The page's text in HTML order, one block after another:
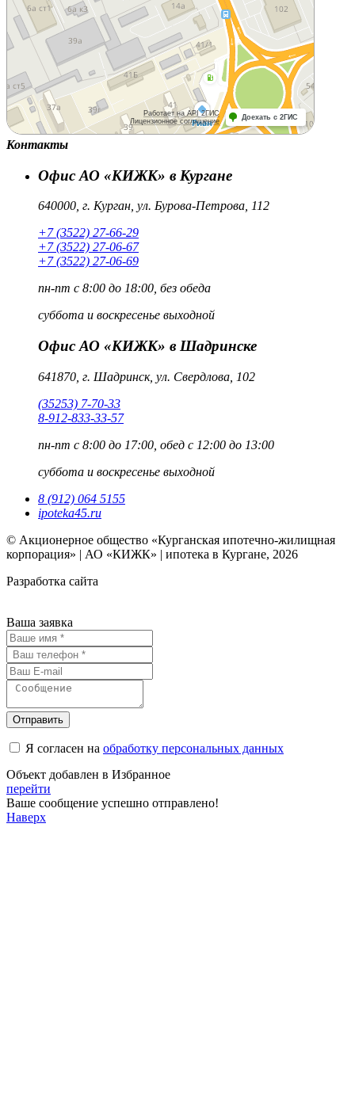
Контакты
Офис АО «КИЖК» в Кургане
640000, г. Курган, ул. Бурова-Петрова, 112
+7 (3522) 27-66-29
+7 (3522) 27-06-67
+7 (3522) 27-06-69
пн-пт с 8:00 до 18:00, без обеда
суббота и воскресенье выходной
Офис АО «КИЖК» в Шадринске
641870, г. Шадринск, ул. Свердлова, 102
(35253) 7-70-33
8-912-833-33-57
пн-пт с 8:00 до 17:00, обед с 12:00 до 13:00
суббота и воскресенье выходной
8 (912) 064 5155
ipoteka45.ru
© Акционерное общество «Курганская ипотечно-жилищная
корпорация» | АО «КИЖК» | ипотека в Кургане, 2026
Разработка сайта
Ваша заявка
Отправить
Я согласен на обработку персональных данных
Объект добавлен в Избранное
перейти
Ваше сообщение успешно отправлено!
Наверх